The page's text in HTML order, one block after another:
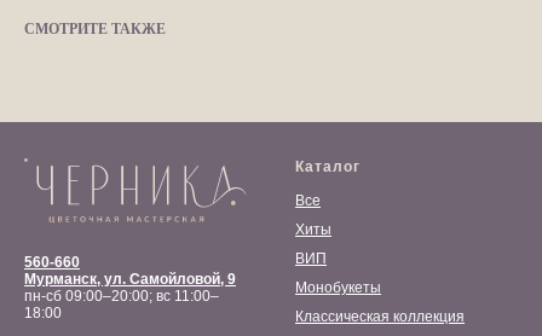
СМОТРИТЕ ТАКЖЕ
560-660
Мурманск, ул. Самойловой, 9
пн-сб 09:00–20:00; вс 11:00–
18:00
Каталог
Все
Хиты
ВИП
Монобукеты
Классическая коллекция